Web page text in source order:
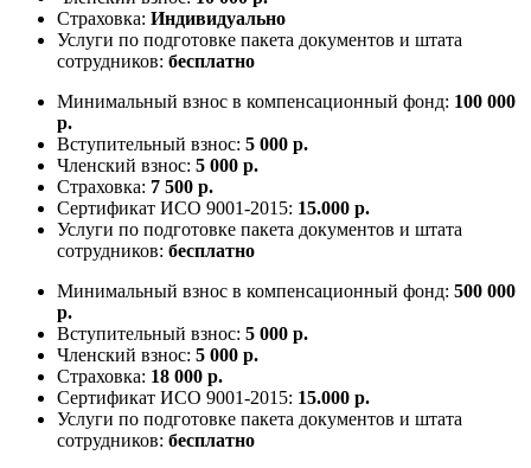
Страховка: Индивидуально
Услуги по подготовке пакета документов и штата
сотрудников: бесплатно
Минимальный взнос в компенсационный фонд: 100 000
р.
Вступительный взнос: 5 000 р.
Членский взнос: 5 000 р.
Страховка: 7 500 р.
Сертификат ИСО 9001-2015: 15.000 р.
Услуги по подготовке пакета документов и штата
сотрудников: бесплатно
Минимальный взнос в компенсационный фонд: 500 000
р.
Вступительный взнос: 5 000 р.
Членский взнос: 5 000 р.
Страховка: 18 000 р.
Сертификат ИСО 9001-2015: 15.000 р.
Услуги по подготовке пакета документов и штата
сотрудников: бесплатно